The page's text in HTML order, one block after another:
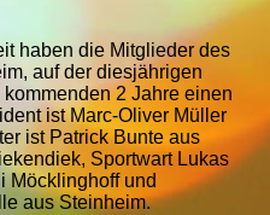
haben die Mitglieder des
auf der diesjährigen
2 Jahre einen
ist Marc-Oliver Müller
ist Patrick Bunte aus
Sportwart Lukas
Möcklinghoff und
aus Steinheim.